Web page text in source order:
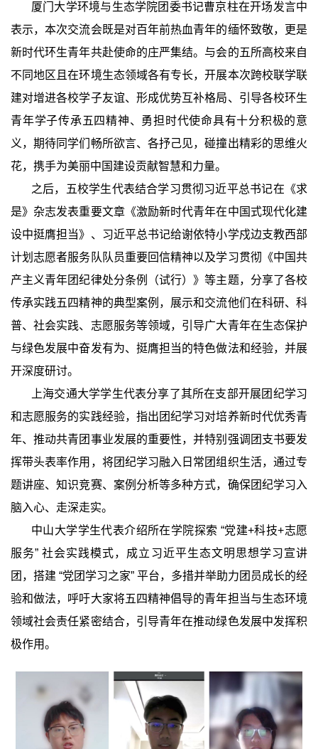
厦门大学环境与生态学院团委书记曹京柱在开场发言中
表示，本次交流会既是对百年前热血青年的缅怀致敬，更是
新时代环生青年共赴使命的庄严集结。与会的五所高校来自
不同地区且在环境生态领域各有专长，开展本次跨校联学联
建对增进各校学子友谊、形成优势互补格局、引导各校环生
青年学子传承五四精神、勇担时代使命具有十分积极的意
义，期待同学们畅所欲言、各抒己见，碰撞出精彩的思维火
花，携手为美丽中国建设贡献智慧和力量。
之后，五校学生代表结合学习贯彻习近平总书记在《求
是》杂志发表重要文章《激励新时代青年在中国式现代化建
设中挺膺担当》、习近平总书记给谢依特小学戍边支教西部
计划志愿者服务队队员重要回信精神以及学习贯彻《中国共
产主义青年团纪律处分条例（试行）》等主题，分享了各校
传承实践五四精神的典型案例，展示和交流他们 在科研、科
普、社会实践、志愿服务等领域，引导广大青年在生态保护
与绿色发展中奋发有为、挺膺担当的特色做法和经验，并展
开深度研讨。
上海交通大学学生代表分享了其所在支部开展团纪学习
和志愿服务的实践经验，指出团纪学习对培养新时代优秀青
年、推动共青团事业发展的重要性，并特别强调团支书要发
挥带头表率作用，将团纪学习融入日常团组织生活，通过专
题讲座、知识竞赛、案例分析等多种方式，确保团纪学习入
脑入心、走深走实。
中山大学学生代表介绍所在学院探索 “党建+科技+志愿
服务” 社会实践模式，成立习近平生态文明思想学习宣讲
团，搭建 “党团学习之家” 平台，多措并举助力团员成长的经
验和做法，呼吁大家将五四精神倡导的青年担当与生态环境
领域社会责任紧密结合，引导青年在推动绿色发展中发挥积
极作用。